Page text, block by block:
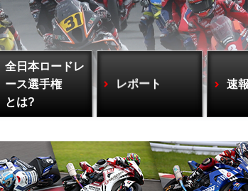
全日本ロードレ
ース選手権
とは?
レポート 速報